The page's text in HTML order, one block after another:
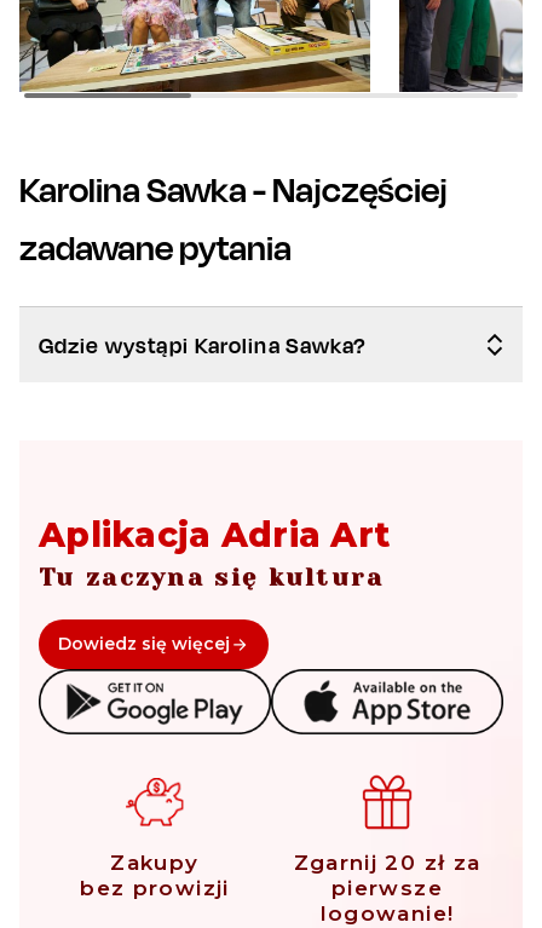
Karolina Sawka- Najczęściej
zadawane pytania
Gdzie wystąpi Karolina Sawka?
Aplikacja Adria Art
Tu zaczyna się kultura
Dowiedz się więcej
Zakupy
bez prowizji
Zgarnij 20 zł za
pierwsze
logowanie!